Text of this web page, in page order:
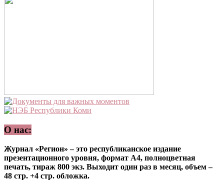
О нас:
Журнал «Регион» – это республиканское издание
презентационного уровня, формат А4, полноцветная
печать, тираж 800 экз. Выходит один раз в месяц, объем –
48 стр. +4 стр. обложка.